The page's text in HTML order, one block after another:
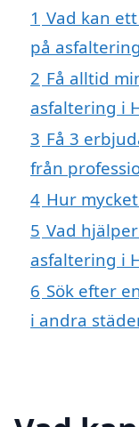
1 Vad kan
på
2 Få alltid
asfaltering i
3 Få 3
från
4 Hur
5 Vad
asfaltering i
6 Sök efter
i andra